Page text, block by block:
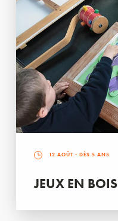
12 AOÛT - DÈS 5 ANS
JEUX EN BOIS